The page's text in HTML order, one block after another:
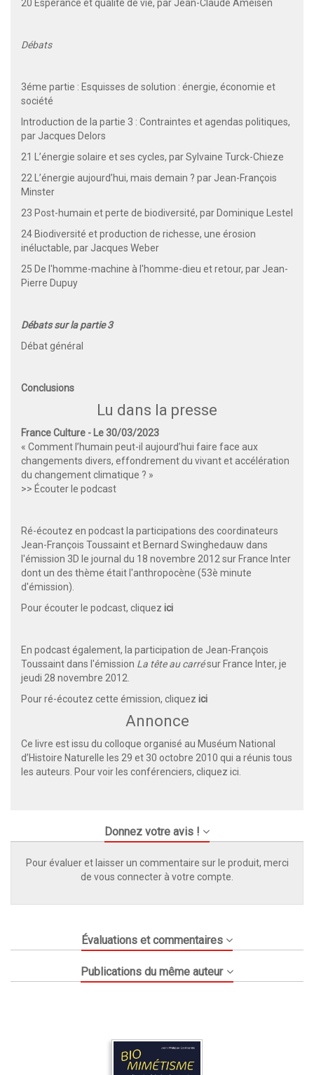
20 Espérance et qualité de vie, par Jean-Claude Ameisen
Débats
3éme partie : Esquisses de solution : énergie, économie et
société
Introduction de la partie 3 : Contraintes et agendas politiques,
par Jacques Delors
21 L’énergie solaire et ses cycles, par Sylvaine Turck-Chieze
22 L’énergie aujourd’hui, mais demain ? par Jean-François
Minster
23 Post-humain et perte de biodiversité, par Dominique Lestel
24 Biodiversité et production de richesse, une érosion
inéluctable, par Jacques Weber
25 De l'homme-machine à l'homme-dieu et retour, par Jean-
Pierre Dupuy
Débats sur la partie 3
Débat général
Conclusions
Lu dans la presse
France Culture - Le 30/03/2023
« Comment l’humain peut-il aujourd’hui faire face aux
changements divers, effondrement du vivant et accélération
du changement climatique ? »
>> Écouter le podcast
Ré-écoutez en podcast la participations des coordinateurs
Jean-François Toussaint et Bernard Swinghedauw dans
l'émission 3D le journal du 18 novembre 2012 sur France Inter
dont un des thème était l'anthropocène (53è minute
d'émission).
Pour écouter le podcast, cliquez ici
En podcast également, la participation de Jean-François
Toussaint dans l'émission La tête au carrésur France Inter, je
jeudi 28 novembre 2012.
Pour ré-écoutez cette émission, cliquez ici
Annonce
Ce livre est issu du colloque organisé au Muséum National
d’Histoire Naturelle les 29 et 30 octobre 2010 qui a réunis tous
les auteurs. Pour voir les conférenciers, cliquez ici
Donnez votre avis !
Pour évaluer et laisser un commentaire sur le produit, merci
de vous connecter à votre compte.
Évaluations et commentaires
Publications du même auteur